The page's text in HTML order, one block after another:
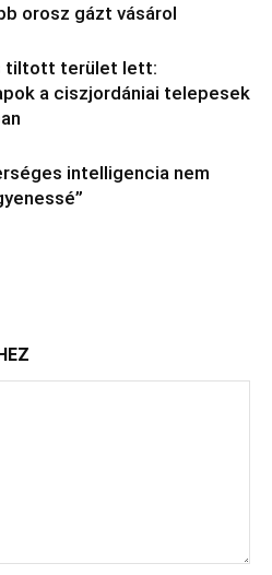
orosz gázt vásárol
tiltott terület lett:
a ciszjordániai telepesek
intelligencia nem